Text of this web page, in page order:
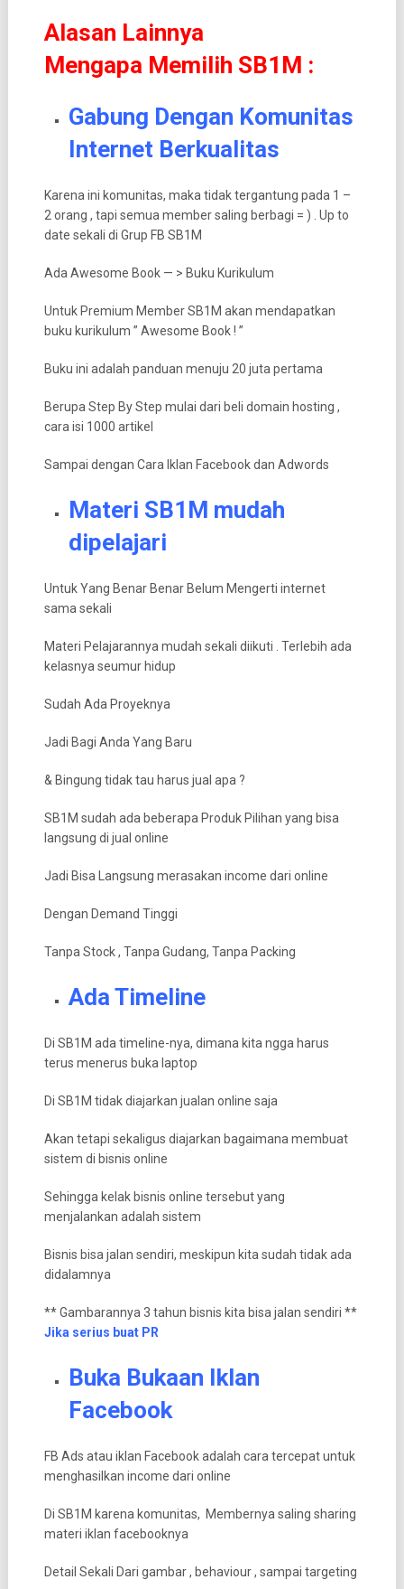
Alasan Lainnya
Mengapa Memilih SB1M :
Gabung Dengan Komunitas
Internet Berkualitas
Karena ini komunitas, maka tidak tergantung pada 1 –
2 orang , tapi semua member saling berbagi = ) . Up to
date sekali di Grup FB SB1M
Ada Awesome Book — > Buku Kurikulum
Untuk Premium Member SB1M akan mendapatkan
buku kurikulum ” Awesome Book ! ”
Buku ini adalah panduan menuju 20 juta pertama
Berupa Step By Step mulai dari beli domain hosting ,
cara isi 1000 artikel
Sampai dengan Cara Iklan Facebook dan Adwords
Materi SB1M mudah
dipelajari
Untuk Yang Benar Benar Belum Mengerti internet
sama sekali
Materi Pelajarannya mudah sekali diikuti . Terlebih ada
kelasnya seumur hidup
Sudah Ada Proyeknya
Jadi Bagi Anda Yang Baru
& Bingung tidak tau harus jual apa ?
SB1M sudah ada beberapa Produk Pilihan yang bisa
langsung di jual online
Jadi Bisa Langsung merasakan income dari online
Dengan Demand Tinggi
Tanpa Stock , Tanpa Gudang, Tanpa Packing
Ada Timeline
Di SB1M ada timeline-nya, dimana kita ngga harus
terus menerus buka laptop
Di SB1M tidak diajarkan jualan online saja
Akan tetapi sekaligus diajarkan bagaimana membuat
sistem di bisnis online
Sehingga kelak bisnis online tersebut yang
menjalankan adalah sistem
Bisnis bisa jalan sendiri, meskipun kita sudah tidak ada
didalamnya
** Gambarannya 3 tahun bisnis kita bisa jalan sendiri **
Jika serius buat PR
Buka Bukaan Iklan
Facebook
FB Ads atau iklan Facebook adalah cara tercepat untuk
menghasilkan income dari online
Di SB1M karena komunitas, Membernya saling sharing
materi iklan facebooknya
Detail Sekali Dari gambar , behaviour , sampai targeting